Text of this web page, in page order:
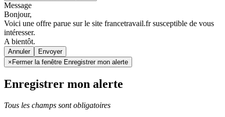
Message
Bonjour,
Voici une offre parue sur le site francetravail.fr susceptible de vous
intéresser.
A bientôt.
Annuler
× Fermer la fenêtre Enregistrer mon alerte
Enregistrer mon alerte
Tous les champs sont obligatoires